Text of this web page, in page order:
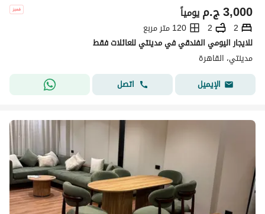
ج.م3,000 يومياً
2
2
120 متر مربع
للايجار اليومي الفندقي في مدينتي للعائلات فقط
مدينتي، القاهرة
الإيميل
اتصل